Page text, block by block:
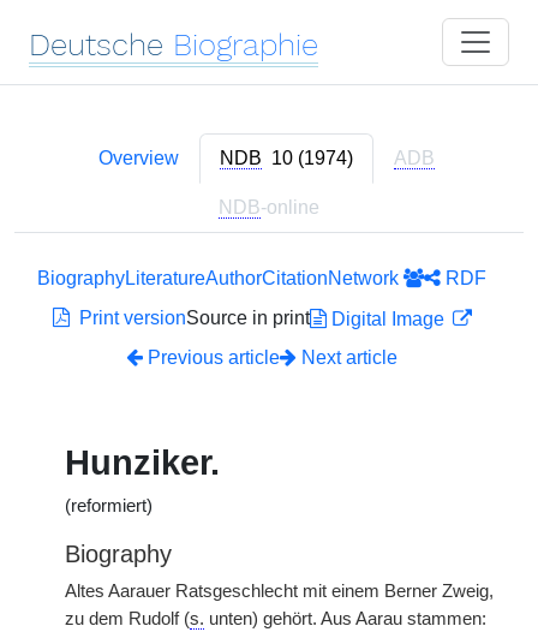
Deutsche Biographie
Overview NDB 10 (1974) ADB
NDB-online
BiographyLiteratureAuthorCitationNetwork
RDF
Print versionSource in print
Digital Image
Previous article
Next article
Hunziker.
(reformiert)
Biography
Altes Aarauer Ratsgeschlecht mit einem Berner Zweig,
zu dem Rudolf (s. unten) gehört. Aus Aarau stammen: